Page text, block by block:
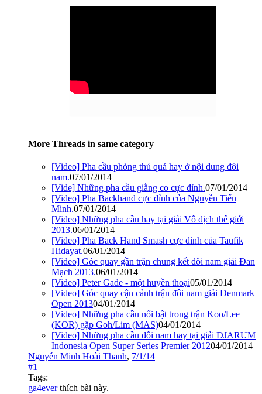
More Threads in same category
[Video] Pha cầu phòng thủ quá hay ở nội dung đôi
nam.07/01/2014
[Vide] Những pha cầu giằng co cực đỉnh.07/01/2014
[Video] Pha Backhand cực đỉnh của Nguyễn Tiến
Minh.07/01/2014
[Video] Những pha cầu hay tại giải Vô địch thế giới
2013.06/01/2014
[Video] Pha Back Hand Smash cực đỉnh của Taufik
Hidayat.06/01/2014
[Video] Góc quay gần trận chung kết đôi nam giải Đan
Mạch 2013.06/01/2014
[Video] Peter Gade - một huyền thoại05/01/2014
[Video] Góc quay cận cảnh trận đôi nam giải Denmark
Open 201304/01/2014
[Video] Những pha cầu nổi bật trong trận Koo/Lee
(KOR) gặp Goh/Lim (MAS)04/01/2014
[Video] Những pha cầu đôi nam hay tại giải DJARUM
Indonesia Open Super Series Premier 201204/01/2014
Nguyễn Minh Hoài Thanh, 7/1/14
#1
Tags:
ga4everthích bài này.